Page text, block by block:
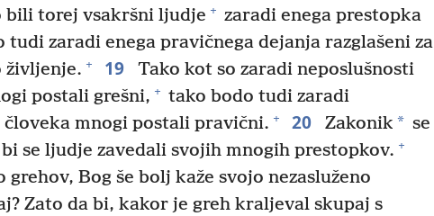
bili torej vsakršni ljudje + zaradi enega prestopka
tudi zaradi enega pravičnega dejanja razglašeni za
življenje. + 19
Tako kot so zaradi neposlušnosti
postali grešni, + tako bodo tudi zaradi
človeka mnogi postali pravični. + 20 Zakonik * se
se ljudje zavedali svojih mnogih prestopkov. +
Bog še bolj kaže svojo nezasluženo
Zato da bi, kakor je greh kraljeval skupaj s